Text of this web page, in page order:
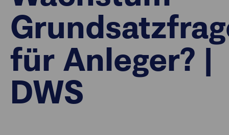
Geschäftserfolg
Ansprechpartner
für Anleger? |
DWS